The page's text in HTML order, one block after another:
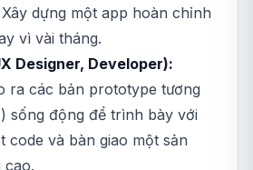
dựng một app hoàn chỉnh
vì vài tháng.
Designer, Developer):
ra các bản prototype tương
sống động để trình bày với
code và bàn giao một sản
cao.